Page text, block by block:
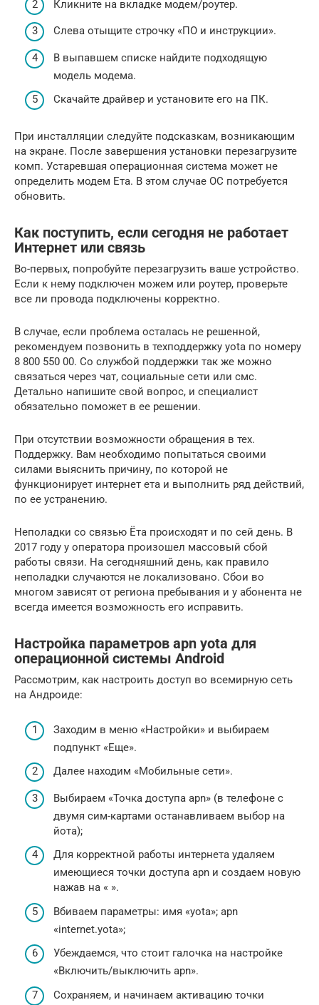
Кликните на вкладке модем/роутер.
Слева отыщите строчку «ПО и инструкции».
В выпавшем списке найдите подходящую
модель модема.
Скачайте драйвер и установите его на ПК.
При инсталляции следуйте подсказкам, возникающим
на экране. После завершения установки перезагрузите
комп. Устаревшая операционная система может не
определить модем Ета. В этом случае ОС потребуется
обновить.
Как поступить, если сегодня не работает
Интернет или связь
Во-первых, попробуйте перезагрузить ваше устройство.
Если к нему подключен можем или роутер, проверьте
все ли провода подключены корректно.
В случае, если проблема осталась не решенной,
рекомендуем позвонить в техподдержку yota по номеру
8 800 550 00. Со службой поддержки так же можно
связаться через чат, социальные сети или смс.
Детально напишите свой вопрос, и специалист
обязательно поможет в ее решении.
При отсутствии возможности обращения в тех.
Поддержку. Вам необходимо попытаться своими
силами выяснить причину, по которой не
функционирует интернет ета и выполнить ряд действий,
по ее устранению.
Неполадки со связью Ёта происходят и по сей день. В
2017 году у оператора произошел массовый сбой
работы связи. На сегодняшний день, как правило
неполадки случаются не локализовано. Сбои во
многом зависят от региона пребывания и у абонента не
всегда имеется возможность его исправить.
Настройка параметров apn yota для
операционной системы Android
Рассмотрим, как настроить доступ во всемирную сеть
на Андроиде:
Заходим в меню «Настройки» и выбираем
подпункт «Еще».
Далее находим «Мобильные сети».
Выбираем «Точка доступа apn» (в телефоне с
двумя сим-картами останавливаем выбор на
йота);
Для корректной работы интернета удаляем
имеющиеся точки доступа apn и создаем новую
нажав на « ».
Вбиваем параметры: имя «yota»; apn
«internet.yota»;
Убеждаемся, что стоит галочка на настройке
«Включить/выключить apn».
Сохраняем, и начинаем активацию точки